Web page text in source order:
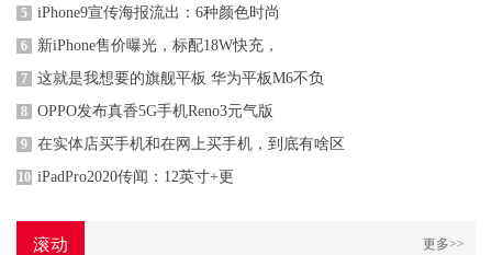
5 iPhone9宣传海报流出：6种颜色时尚
6 新iPhone售价曝光，标配18W快充，
7 这就是我想要的旗舰平板 华为平板M6不负
8 OPPO发布真香5G手机Reno3元气版
9 在实体店买手机和在网上买手机，到底有啥区
10 iPadPro2020传闻：12英寸+更
滚动 更多>>